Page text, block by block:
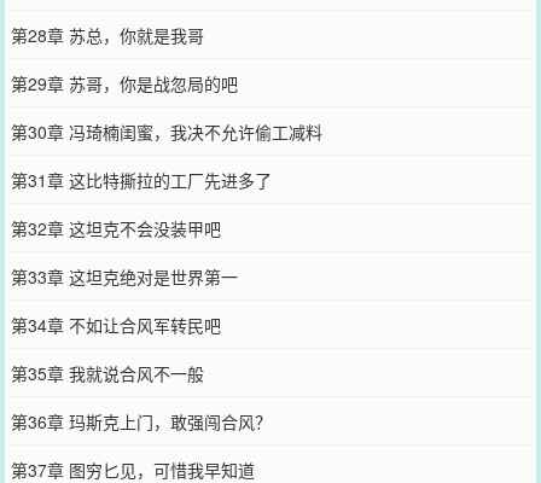
第28章 苏总，你就是我哥
第29章 苏哥，你是战忽局的吧
第30章 冯琦楠闺蜜，我决不允许偷工减料
第31章 这比特撕拉的工厂先进多了
第32章 这坦克不会没装甲吧
第33章 这坦克绝对是世界第一
第34章 不如让合风军转民吧
第35章 我就说合风不一般
第36章 玛斯克上门，敢强闯合风？
第37章 图穷匕见，可惜我早知道